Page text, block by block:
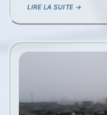
LIRE LA SUITE →